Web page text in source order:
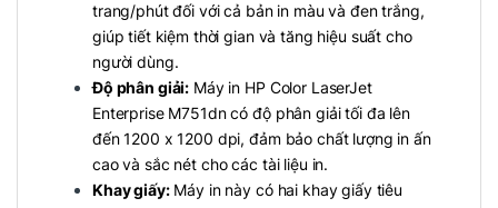
trang/phút đối với cả bản in màu và đen trắng,
giúp tiết kiệm thời gian và tăng hiệu suất cho
người dùng.
Độ phân giải: Máy in HP Color LaserJet
Enterprise M751dn có độ phân giải tối đa lên
đến 1200 x 1200 dpi, đảm bảo chất lượng in ấn
cao và sắc nét cho các tài liệu in.
Khay giấy:Máy in này có hai khay giấy tiêu